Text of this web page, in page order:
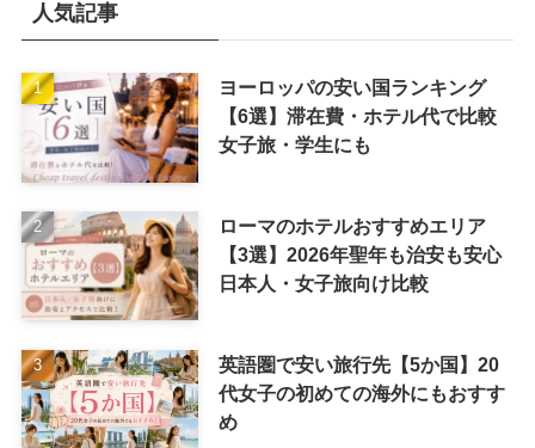
人気記事
ヨーロッパの安い国ランキング
【6選】滞在費・ホテル代で比較
女子旅・学生にも
ローマのホテルおすすめエリア
【3選】2026年聖年も治安も安心
日本人・女子旅向け比較
英語圏で安い旅行先【5か国】20
代女子の初めての海外にもおすす
め